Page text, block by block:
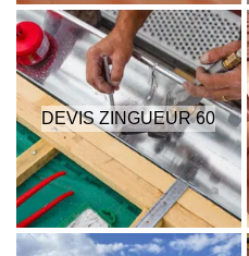
DEVIS ZINGUEUR 60